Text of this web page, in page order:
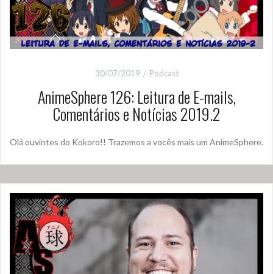
30/07/2019 Podcast
AnimeSphere 126: Leitura de E-mails,
Comentários e Notícias 2019.2
Olá ouvintes do Kokoro!! Trazemos a vocês mais um AnimeSphere.